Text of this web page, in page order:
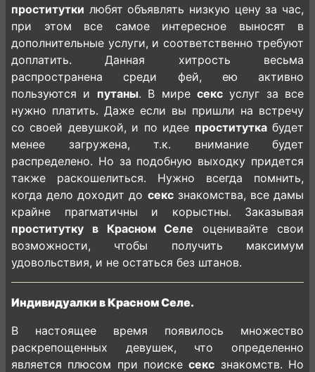
проститутки любят объявлять низкую цену за час,
при этом все самое интересное выносят в
дополнительные услуги, и соответственно требуют
доплатить. Данная хитрость весьма
распространена среди фей, ею активно
пользуются и путаны. В мире сексуслуг за все
нужно платить. Даже если вы пришли на встречу
со своей девушкой, и по идее проституткабудет
менее загружена, т.к. внимание будет
распределено. Но за подобную выходку придется
также раскошелиться. Нужно всегда помнить,
когда дело доходит до сексзнакомства, все дамы
крайне прагматичны и корыстны. Заказывая
проститутку в Красном Селе оценивайте свои
возможности, чтобы получить максимум
удовольствия, и не остаться без штанов.
Индивидуалки в Красном Селе.
В настоящее время появилось множество
раскрепощенных девушек, что определенно
является плюсом при поискесекс знакомств. Но